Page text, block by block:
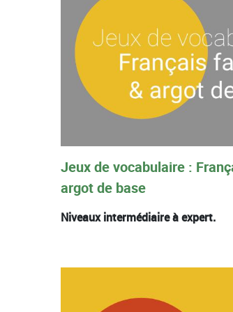
Jeux de vocabulaire :
argot de base
Niveaux intermédiaire à expert.